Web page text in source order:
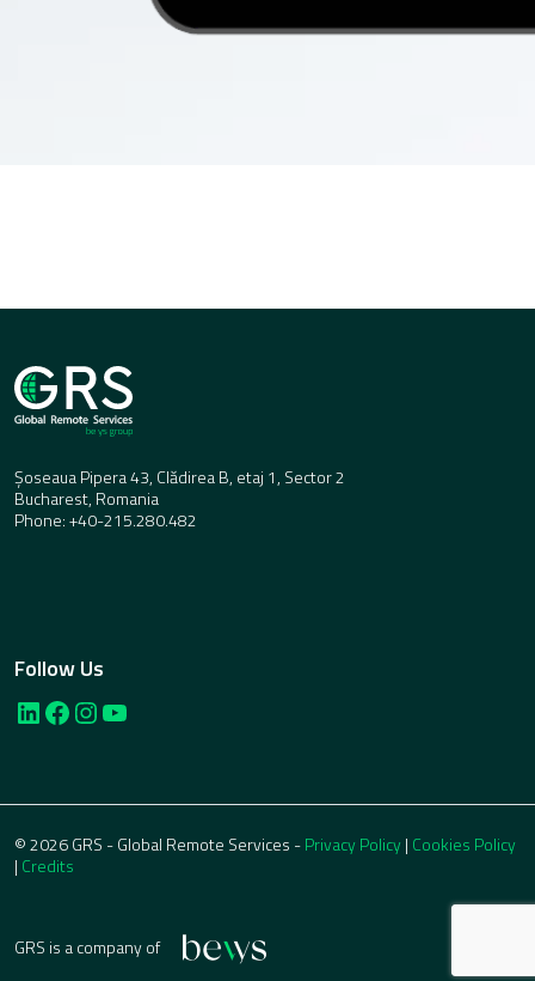
Șoseaua Pipera 43, Clădirea B, etaj 1, Sector 2
Bucharest, Romania
Phone: +40-215.280.482
Follow Us
LinkedIn
Facebook
Instagram
YouTube
© 2026 GRS - Global Remote Services -Privacy Policy| Cookies Policy
| Credits
GRS is a company of